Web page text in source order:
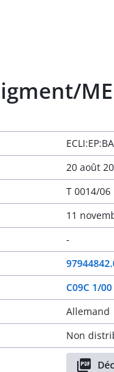
20 août
T 0014/06
11
-
C09C 1/00
Allemand
Non